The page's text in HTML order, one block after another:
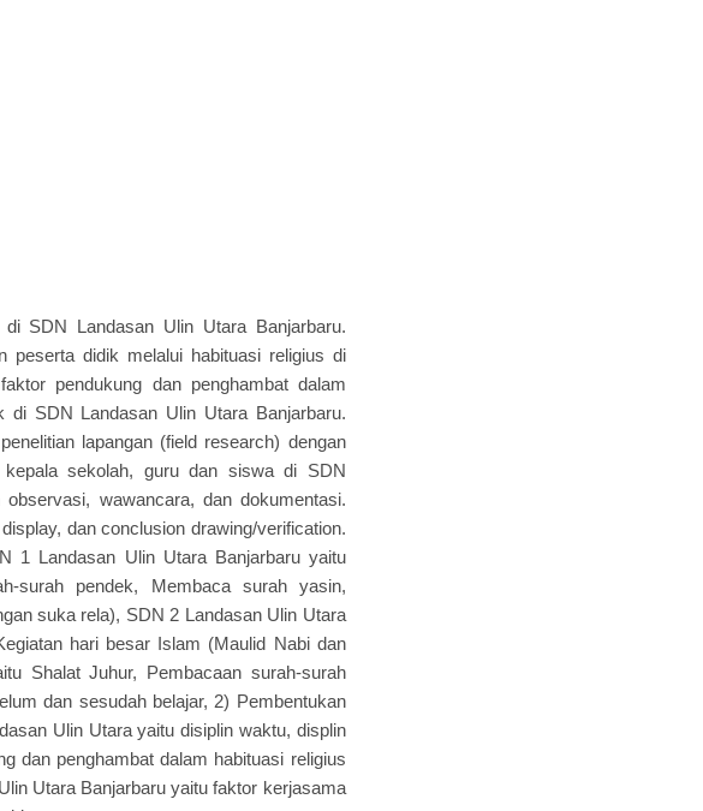
SDN Landasan Ulin Utara Banjarbaru.
peserta didik melalui habituasi religius di
pendukung dan penghambat dalam
di SDN Landasan Ulin Utara Banjarbaru.
lapangan (field research) dengan
kepala sekolah, guru dan siswa di SDN
wawancara, dan dokumentasi.
dan conclusion drawing/verification.
1 Landasan Ulin Utara Banjarbaru yaitu
surah pendek, Membaca surah yasin,
suka rela), SDN 2 Landasan Ulin Utara
hari besar Islam (Maulid Nabi dan
Shalat Juhur, Pembacaan surah-surah
dan sesudah belajar, 2) Pembentukan
Ulin Utara yaitu disiplin waktu, displin
dan penghambat dalam habituasi religius
Utara Banjarbaru yaitu faktor kerjasama